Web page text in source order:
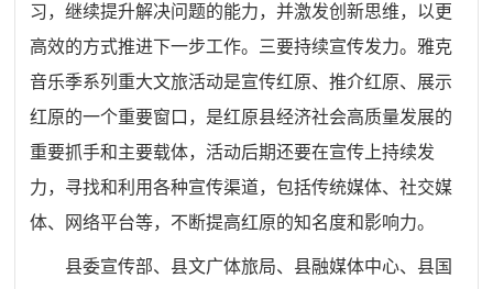
习，继续提升解决问题的能力，并激发创新思维，以更
高效的方式推进下一步工作。三要持续宣传发力。雅克
音乐季系列重大文旅活动是宣传红原、推介红原、展示
红原的一个重要窗口，是红原县经济社会高质量发展的
重要抓手和主要载体，活动后期还要在宣传上持续发
力，寻找和利用各种宣传渠道，包括传统媒体、社交媒
体、网络平台等，不断提高红原的知名度和影响力。
县委宣传部、县文广体旅局、县融媒体中心、县国